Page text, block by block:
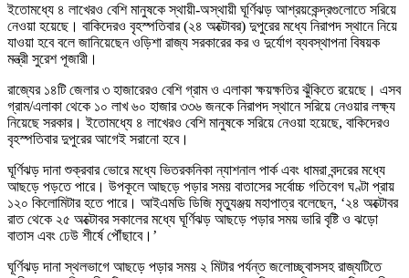
ইতোমধ্যে ৪ লাখেরও বেশি মানুষকে স্থায়ী-অস্থায়ী ঘূর্ণিঝড় আশ্রয়কেন্দ্রগুলোতে সরিয়ে
নেওয়া হয়েছে। বাকিদেরও বৃহস্পতিবার (২৪ অক্টোবর) দুপুরের মধ্যে নিরাপদ স্থানে নিয়ে
যাওয়া হবে বলে জানিয়েছেন ওড়িশা রাজ্য সরকারের কর ও দুর্যোগ ব্যবস্থাপনা বিষয়ক
মন্ত্রী সুরেশ পূজারী।
রাজ্যের ১৪টি জেলার ৩ হাজারেরও বেশি গ্রাম ও এলাকা ক্ষয়ক্ষতির ঝুঁকিতে রয়েছে। এসব
গ্রাম/এলাকা থেকে ১০ লাখ ৬০ হাজার ৩৩৬ জনকে নিরাপদ স্থানে সরিয়ে নেওয়ার লক্ষ্য
নিয়েছে সরকার। ইতোমধ্যে ৪ লাখেরও বেশি মানুষকে সরিয়ে নেওয়া হয়েছে, বাকিদেরও
বৃহস্পতিবার দুপুরের আগেই সরানো হবে।
ঘূর্ণিঝড় দানা শুক্রবার ভোরে মধ্যে ভিতরকনিকা ন্যাশনাল পার্ক এবং ধামরা বন্দরের মধ্যে
আছড়ে পড়তে পারে। উপকূলে আছড়ে পড়ার সময় বাতাসের সর্বোচ্চ গতিবেগ ঘণ্টা প্রায়
১২০ কিলোমিটার হতে পারে। আইএমডি ডিজি মৃত্যুঞ্জয় মহাপাত্র বলেছেন, ‘২৪ অক্টোবর
রাত থেকে ২৫ অক্টোবর সকালের মধ্যে ঘূর্ণিঝড় আছড়ে পড়ার সময় ভারি বৃষ্টি ও ঝড়ো
বাতাস এবং ঢেউ শীর্ষে পৌঁছাবে।’
ঘূর্ণিঝড় দানা স্থলভাগে আছড়ে পড়ার সময় ২ মিটার পর্যন্ত জলোচ্ছ্বাসসহ রাজ্যটিতে